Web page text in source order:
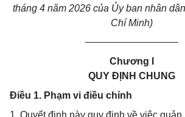
tháng 4 năm 2026 của Ủy ban nhân
Chí Minh)
Chương I
QUY ĐỊNH CHUNG
Điều 1. Phạm vi điều chỉnh
1. Quyết định này quy định về việc